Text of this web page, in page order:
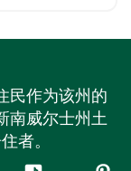
民作为该州的
南威尔士州土
者。